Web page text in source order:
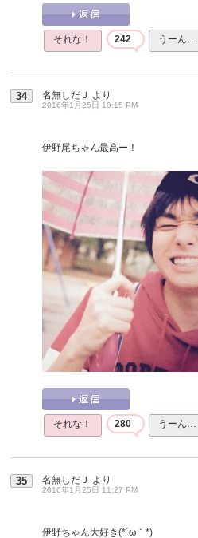
それな！ 242 うーん…
34 名無しだＪ より
2016年1月25日 10:15 PM
伊野尾ちゃん最高ー！
それな！ 280 うーん…
35 名無しだＪ より
2016年1月25日 11:27 PM
伊野ちゃん大好き(*´ω｀*)